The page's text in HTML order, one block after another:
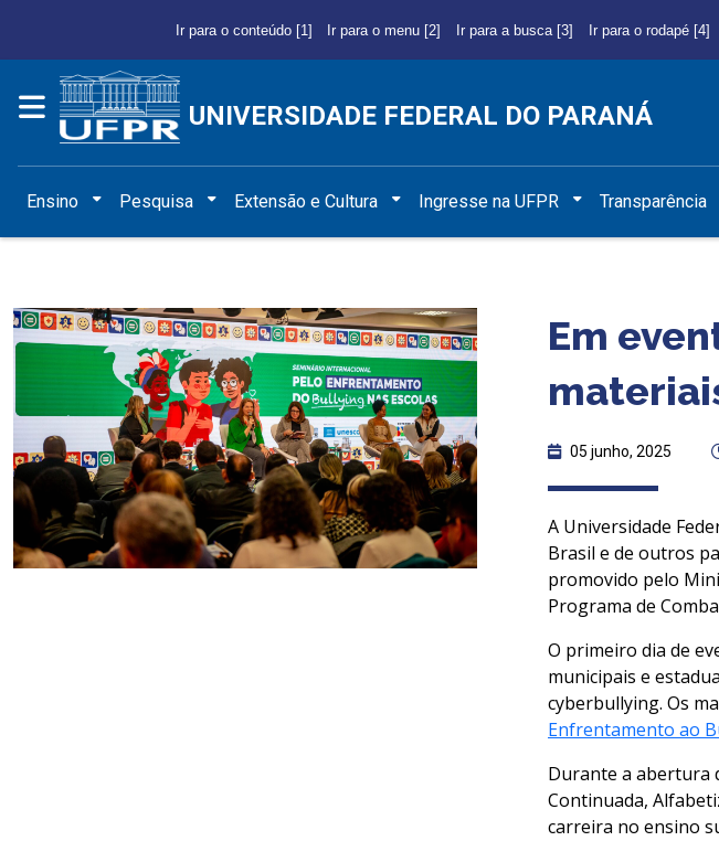
Ir para o conteúdo [1] Ir para o menu [2] Ir para a busca [3] Ir para o rodapé [4]
UNIVERSIDADE FEDERAL DO PARANÁ
Ensino Pesquisa Extensão e Cultura Ingresse na UFPR Transparência
Em
05 junho, 2025
A Universidade
Brasil e de outros
promovido pelo
Programa de
O primeiro dia de
municipais e
cyberbullying. Os
Enfrentamento ao
Durante a abertura
Continuada,
carreira no ensino